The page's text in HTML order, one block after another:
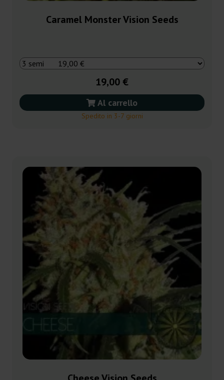
Caramel Monster Vision Seeds
19,00 €
Al carrello
Spedito in 3-7 giorni